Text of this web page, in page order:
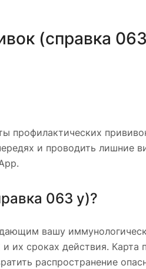
(справка
и проводить лишние
063 у)?
вашу
сроках действия. Карта
распространение